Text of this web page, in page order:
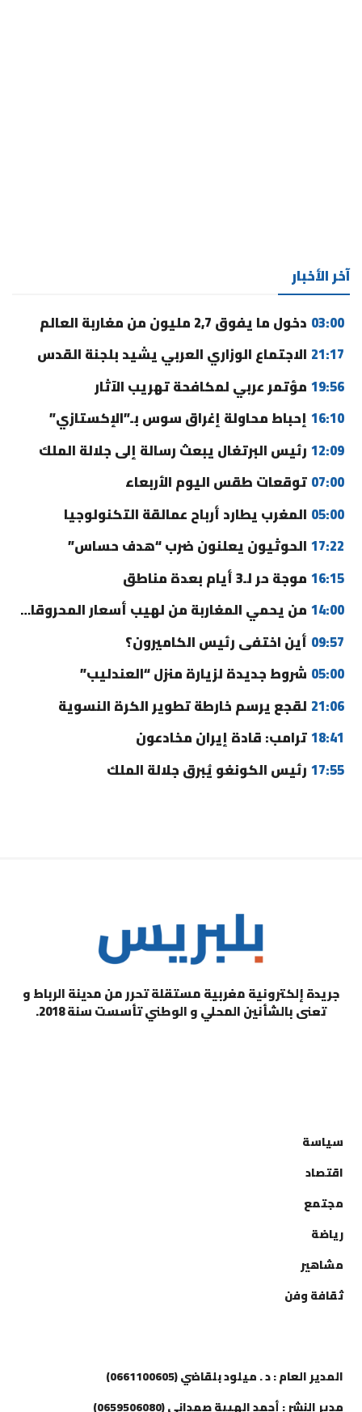
آخر الأخبار
03:00 دخول ما يفوق 2,7 مليون من مغاربة العالم
21:17 الاجتماع الوزاري العربي يشيد بلجنة القدس
19:56 مؤتمر عربي لمكافحة تهريب الآثار
16:10 إحباط محاولة إغراق سوس بـ”الإكستازي”
12:09 رئيس البرتغال يبعث رسالة إلى جلالة الملك
07:00 توقعات طقس اليوم الأربعاء
05:00 المغرب يطارد أرباح عمالقة التكنولوجيا
17:22 الحوثيون يعلنون ضرب “هدف حساس”
16:15 موجة حر لـ3 أيام بعدة مناطق
14:00 من يحمي المغاربة من لهيب أسعار المحروقات؟
09:57 أين اختفى رئيس الكاميرون؟
05:00 شروط جديدة لزيارة منزل “العندليب”
21:06 لقجع يرسم خارطة تطوير الكرة النسوية
18:41ترامب: قادة إيران مخادعون
17:55 رئيس الكونغو يُبرق جلالة الملك
جريدة إلكترونية مغربية مستقلة تحرر من مدينة الرباط و
تعنى بالشأنين المحلي و الوطني تأسست سنة 2018.
سياسة
اقتصاد
مجتمع
رياضة
مشاهير
ثقافة وفن
المدير العام : د . ميلود بلقاضي (0661100605)
مدير النشر : أحمد الهيبة صمداني (0659506080)